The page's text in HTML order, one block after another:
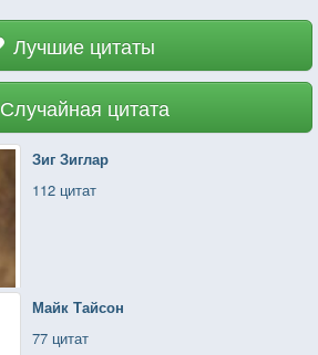
Лучшие цитаты
Случайная цитата
Зиг Зиглар
112 цитат
Майк Тайсон
77 цитат